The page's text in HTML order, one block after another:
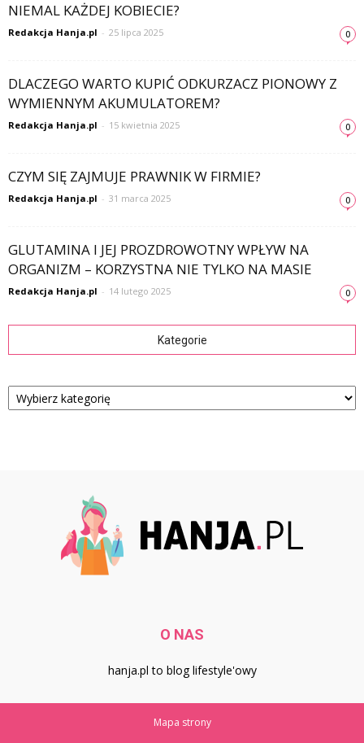
NIEMAL KAŻDEJ KOBIECIE?
Redakcja Hanja.pl - 25 lipca 2025 0
DLACZEGO WARTO KUPIĆ ODKURZACZ PIONOWY Z
WYMIENNYM AKUMULATOREM?
Redakcja Hanja.pl - 15 kwietnia 2025 0
CZYM SIĘ ZAJMUJE PRAWNIK W FIRMIE?
Redakcja Hanja.pl - 31 marca 2025 0
GLUTAMINA I JEJ PROZDROWOTNY WPŁYW NA
ORGANIZM – KORZYSTNA NIE TYLKO NA MASIE
Redakcja Hanja.pl - 14 lutego 2025 0
Kategorie
Kategorie
O NAS
hanja.pl to blog lifestyle'owy
Mapa strony